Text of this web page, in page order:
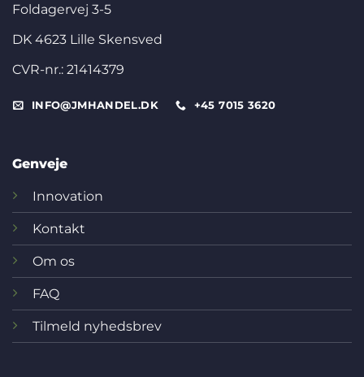
Foldagervej 3-5
DK 4623 Lille Skensved
CVR-nr.: 21414379
INFO@JMHANDEL.DK +45 7015 3620
Genveje
Innovation
Kontakt
Om os
FAQ
Tilmeld nyhedsbrev